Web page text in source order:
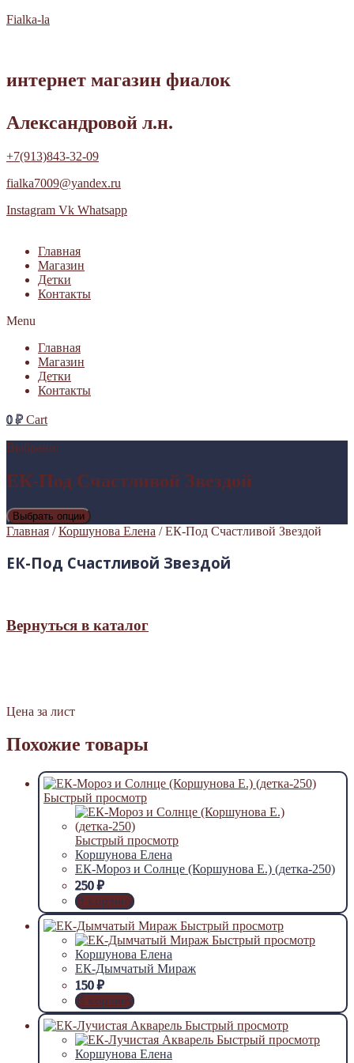
Fialka-la
интернет магазин фиалок
Александровой л.н.
+7(913)843-32-09
fialka7009@yandex.ru
Instagram Vk Whatsapp
Главная
Магазин
Детки
Контакты
Menu
Главная
Магазин
Детки
Контакты
0₽ Cart
Выбрано:
ЕК-Под Счастливой Звездой
Выбрать опции
Главная /Коршунова Елена / ЕК-Под Счастливой Звездой
ЕК-Под Счастливой Звездой
Вернуться в каталог
Цена за лист
Похожие товары
Быстрый просмотр
Быстрый просмотр
Коршунова Елена
ЕК-Мороз и Солнце (Коршунова Е.) (детка-250)
250₽
В корзину
Быстрый просмотр
Быстрый просмотр
Коршунова Елена
ЕК-Дымчатый Мираж
150₽
В корзину
Быстрый просмотр
Быстрый просмотр
Коршунова Елена